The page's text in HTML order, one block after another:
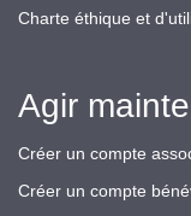
Charte éthique et
Agir
Créer un compte
Créer un compte